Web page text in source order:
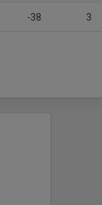
-38 3